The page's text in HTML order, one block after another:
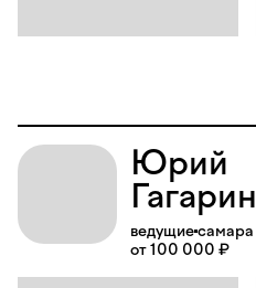
Юрий
Гагарин
ведущиесамара
от 100 000 ₽